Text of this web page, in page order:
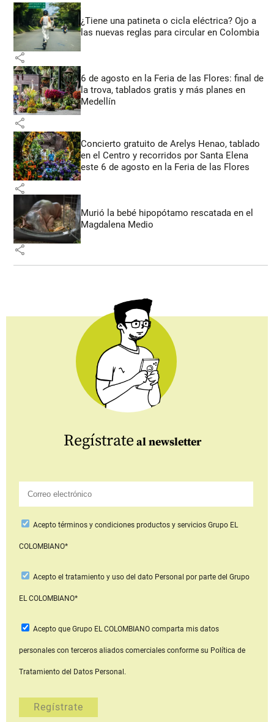
¿Tiene una patineta o cicla eléctrica? Ojo a
las nuevas reglas para circular en Colombia
share
6 de agosto en la Feria de las Flores: final de
la trova, tablados gratis y más planes en
Medellín
share
Concierto gratuito de Arelys Henao, tablado
en el Centro y recorridos por Santa Elena
este 6 de agosto en la Feria de las Flores
share
Murió la bebé hipopótamo rescatada en el
Magdalena Medio
share
Regístrate al newsletter
Aceptotérminos y condiciones productos y serviciosGrupo EL
COLOMBIANO*
Acepto el tratamiento y uso del dato Personal por parte del Grupo
EL COLOMBIANO*
Acepto que Grupo EL COLOMBIANOcomparta mis datos
personales con terceros aliados comerciales conforme su Política de
Tratamiento del Datos Personal.